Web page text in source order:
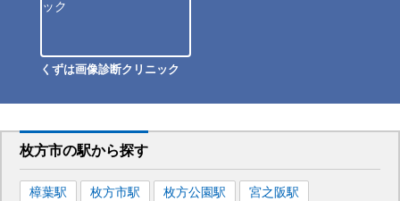
くずは画像診断クリニック
枚方市の駅から探す
樟葉駅 枚方市駅 枚方公園駅 宮之阪駅